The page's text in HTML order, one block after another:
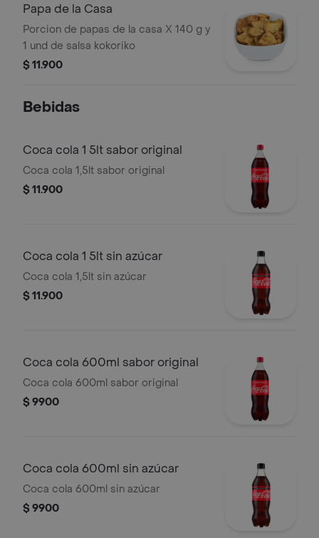
Papa de la Casa
Porcion de papas de la casa X 140 g y
1 und de salsa kokoriko
$ 11.900
Bebidas
Coca cola 1 5lt sabor original
Coca cola 1,5lt sabor original
$ 11.900
Coca cola 1 5lt sin azúcar
Coca cola 1,5lt sin azúcar
$ 11.900
Coca cola 600ml sabor original
Coca cola 600ml sabor original
$ 9900
Coca cola 600ml sin azúcar
Coca cola 600ml sin azúcar
$ 9900